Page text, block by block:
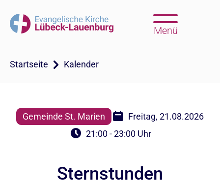
Menü
Startseite Kalender
Gemeinde St. Marien
Freitag, 21.08.2026
21:00 - 23:00 Uhr
Sternstunden